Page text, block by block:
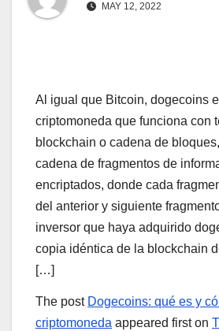
MAY 12, 2022
Al igual que Bitcoin, dogecoins
criptomoneda que funciona con
blockchain o cadena de
cadena de fragmentos de
encriptados, donde cada
del anterior y siguiente
inversor que haya adquirido
copia idéntica de la blockchain
[…]
The post Dogecoins: qué es y
criptomoneda appeared first on